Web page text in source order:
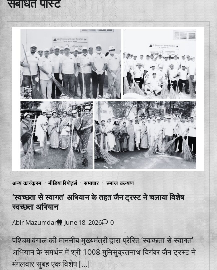
संबंधित पोस्ट
अन्य कार्यक्रम मीडिया रिपोर्ट्स समाचार समाज कल्याण
‘स्वच्छता से स्वागत’ अभियान के तहत जैन ट्रस्ट ने चलाया विशेष
स्वच्छता अभियान
Abir Mazumdar June 18, 2026 0
पश्चिम बंगाल की माननीय मुख्यमंत्री द्वारा प्रेरित ‘स्वच्छता से स्वागत’
अभियान के समर्थन में श्री 1008 मुनिसुव्रतनाथ दिगंबर जैन ट्रस्ट ने
मंगलवार सुबह एक विशेष […]